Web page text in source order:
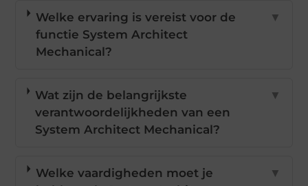
Welke ervaring is vereist voor de
functie System Architect
Mechanical?
▼
Wat zijn de belangrijkste
verantwoordelijkheden van een
System Architect Mechanical?
▼
Welke vaardigheden moet je
▼